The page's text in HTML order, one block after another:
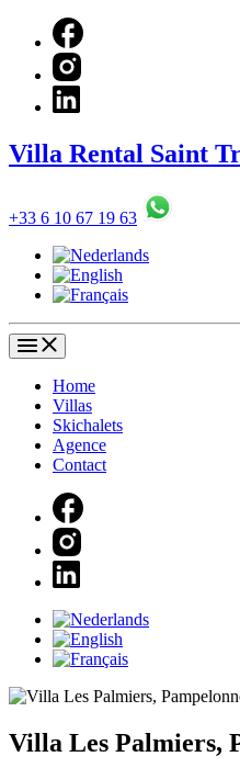
Villa Rental Saint
+33 6 10 67 19 63
Home
Villas
Skichalets
Agence
Contact
Villa Les Palmiers,